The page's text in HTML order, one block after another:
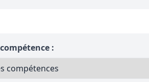
Mise en copropriété
Expertise terrains agricoles,
: